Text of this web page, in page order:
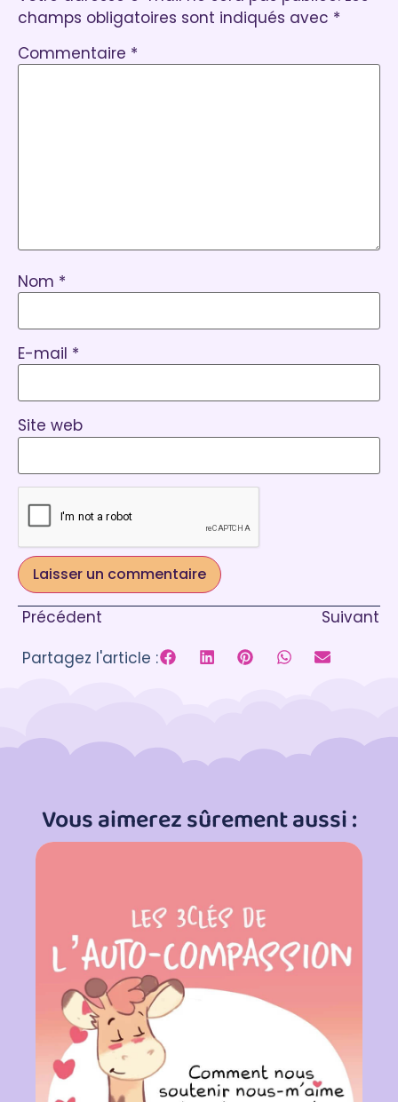
champs obligatoires sont indiqués avec *
Commentaire *
Nom *
E-mail *
Site web
Précédent
Suivant
Partagez l'article :
Vous aimerez sûrement aussi :